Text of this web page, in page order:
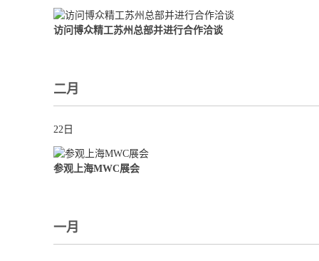
访问博众精工苏州总部并进行合作洽谈
二月
22日
参观上海MWC展会
一月